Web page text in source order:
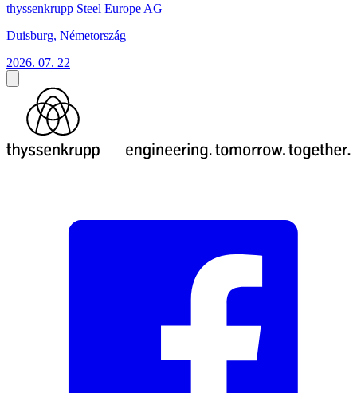
thyssenkrupp Steel Europe AG
Duisburg, Németország
2026. 07. 22